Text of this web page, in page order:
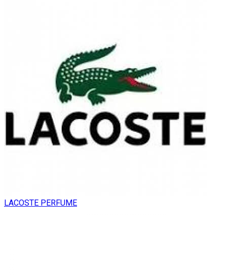
LACOSTE PERFUME